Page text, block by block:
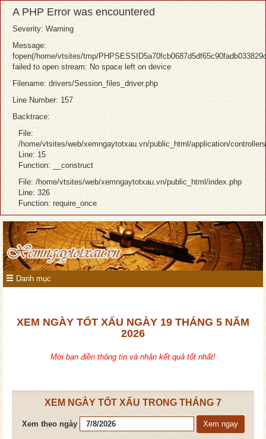
A PHP Error was encountered
Severity: Warning
Message:
fopen(/home/vtsites/tmp/
failed to open stream: No space left on device
Filename: drivers/Session_files_driver.php
Line Number: 157
Backtrace:
File:
/home/vtsites/web/xemngaytotxau.vn/public_html/application/
Line: 15
Function: __construct
File: /home/vtsites/web/xemngaytotxau.vn/public_html/index.php
Line: 326
Function: require_once
Danh mục
XEM NGÀY TỐT XẤU NGÀY 19 THÁNG 5 NĂM
2026
Mời bạn điền thông tin và nhận kết quả tốt nhất!
XEM NGÀY TỐT XẤU TRONG THÁNG 7
Xem theo ngày Xem ngay